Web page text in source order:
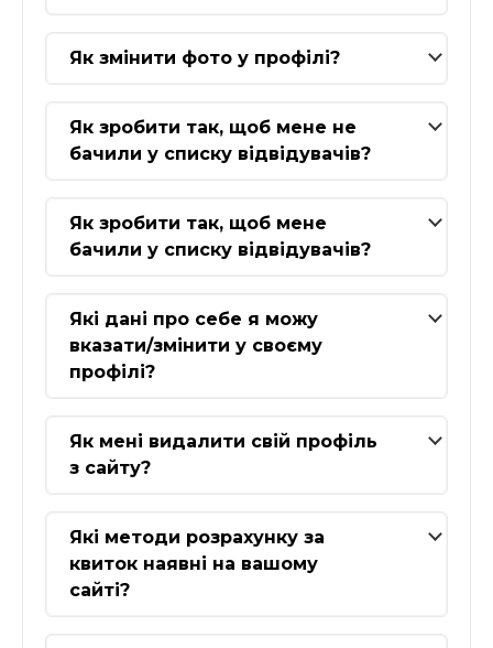
Як змінити фото у профілі?
Як зробити так, щоб мене не
бачили у списку відвідувачів?
Як зробити так, щоб мене
бачили у списку відвідувачів?
Які дані про себе я можу
вказати/змінити у своєму
профілі?
Як мені видалити свій профіль
з сайту?
Які методи розрахунку за
квиток наявні на вашому
сайті?